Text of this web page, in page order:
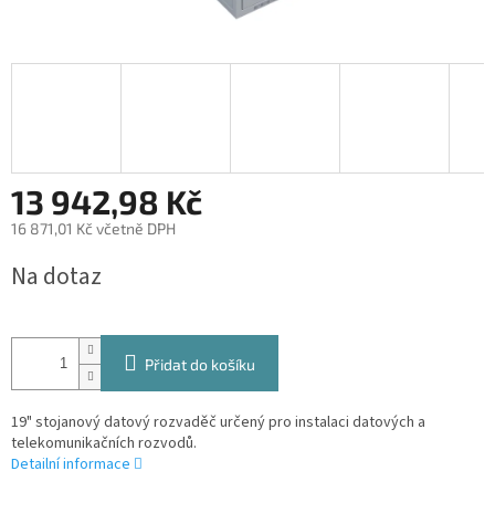
13 942,98 Kč
16 871,01 Kč včetně DPH
cena:
Na dotaz
Přidat do košíku
19" stojanový datový rozvaděč určený pro instalaci datových a
telekomunikačních rozvodů.
Detailní informace